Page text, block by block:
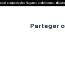
Partager